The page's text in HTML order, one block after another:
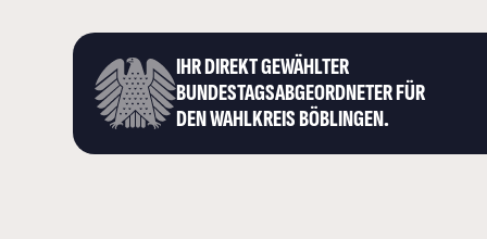
IHR DIREKT GEWÄHLTER
BUNDESTAGS­ABGEORDNETER FÜR
DEN WAHLKREIS BÖBLINGEN.